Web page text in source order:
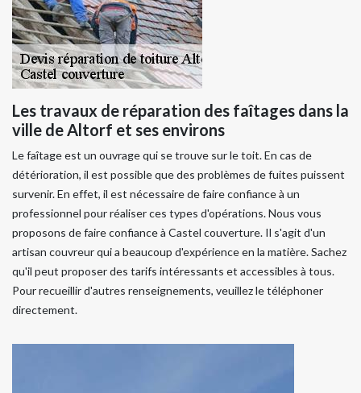
Les travaux de réparation des faîtages dans la
ville de Altorf et ses environs
Le faîtage est un ouvrage qui se trouve sur le toit. En cas de
détérioration, il est possible que des problèmes de fuites puissent
survenir. En effet, il est nécessaire de faire confiance à un
professionnel pour réaliser ces types d'opérations. Nous vous
proposons de faire confiance à Castel couverture. Il s'agit d'un
artisan couvreur qui a beaucoup d'expérience en la matière. Sachez
qu'il peut proposer des tarifs intéressants et accessibles à tous.
Pour recueillir d'autres renseignements, veuillez le téléphoner
directement.